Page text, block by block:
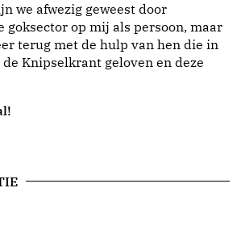
we afwezig geweest door
goksector op mij als persoon, maar
terug met de hulp van hen die in
Knipselkrant geloven en deze